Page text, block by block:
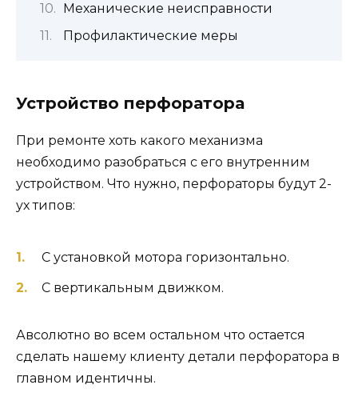
Механические неисправности
Профилактические меры
Устройство перфоратора
При ремонте хоть какого механизма
необходимо разобраться с его внутренним
устройством. Что нужно, перфораторы будут 2-
ух типов:
С установкой мотора горизонтально.
С вертикальным движком.
Авсолютно во всем остальном что остается
сделать нашему клиенту детали перфоратора в
главном идентичны.